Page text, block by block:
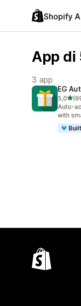
Shopify
App di
3 app
EG
5,0
999
Auto-
with